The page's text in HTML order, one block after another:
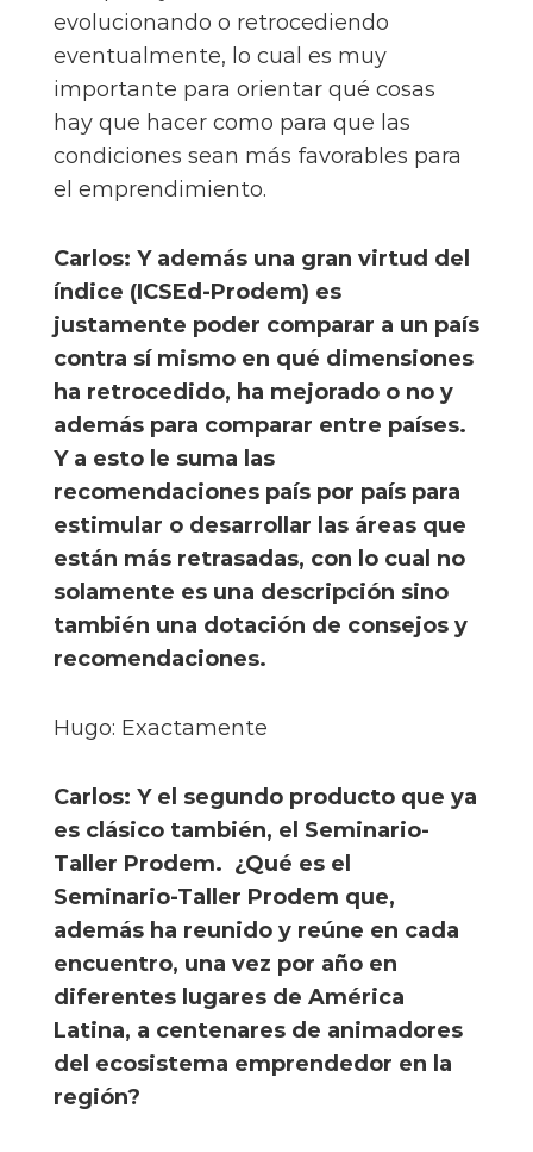
evolucionando o retrocediendo
eventualmente, lo cual es muy
importante para orientar qué cosas
hay que hacer como para que las
condiciones sean más favorables para
el emprendimiento.
Carlos: Y además una gran virtud del
índice (ICSEd-Prodem) es
justamente poder comparar a un país
contra sí mismo en qué dimensiones
ha retrocedido, ha mejorado o no y
además para comparar entre países.
Y a esto le suma las
recomendaciones país por país para
estimular o desarrollar las áreas que
están más retrasadas, con lo cual no
solamente es una descripción sino
también una dotación de consejos y
recomendaciones.
Hugo: Exactamente
Carlos: Y el segundo producto que ya
es clásico también, el Seminario-
Taller Prodem. ¿Qué es el
Seminario-Taller Prodem que,
además ha reunido y reúne en cada
encuentro, una vez por año en
diferentes lugares de América
Latina, a centenares de animadores
del ecosistema emprendedor en la
región?